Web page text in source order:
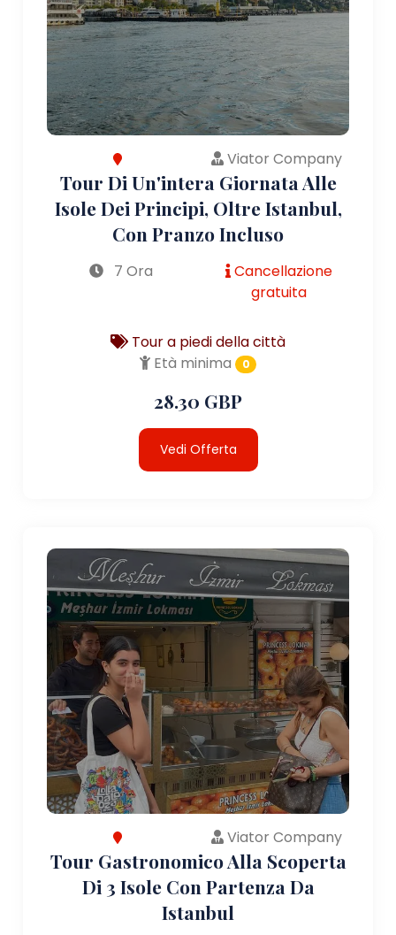
Viator Company
Tour Di Un'intera Giornata Alle
Isole Dei Principi, Oltre Istanbul,
Con Pranzo Incluso
7 Ora
Cancellazione
gratuita
Tour a piedi della città
Età minima
0
28.30 GBP
Vedi Offerta
Viator Company
Tour Gastronomico Alla Scoperta
Di 3 Isole Con Partenza Da
Istanbul